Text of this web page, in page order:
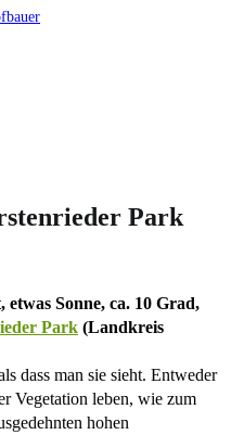
Hofbauer
Park
Sonne, ca. 10 Grad,
Park (Landkreis
dass man sie sieht. Entweder
Vegetation leben, wie zum
hohen